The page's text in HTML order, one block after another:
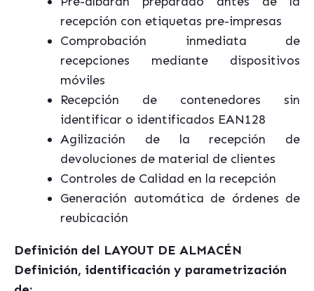
recepción con etiquetas pre-impresas
Comprobación inmediata de
recepciones mediante dispositivos
móviles
Recepción de contenedores sin
identificar o identificados EAN128
Agilización de la recepción de
devoluciones de material de clientes
Controles de Calidad en la recepción
Generación automática de órdenes de
reubicación
Definición del LAYOUT DE ALMACÉN
Definición, identificación y parametrización